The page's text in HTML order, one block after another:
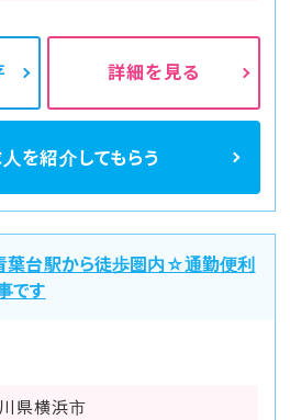
詳細を見る
を紹介してもらう
葉台駅から徒歩圏内☆通勤便利
です
県横浜市